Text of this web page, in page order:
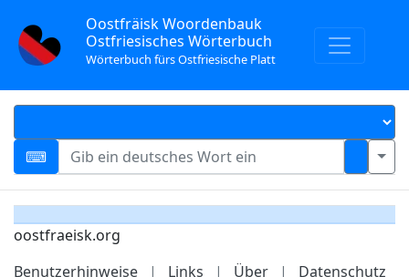
Oostfräisk Woordenbauk
Ostfriesisches Wörterbuch
Wörterbuch fürs Ostfriesische Platt
oostfraeisk.org
Benutzerhinweise
| Links | Über | Datenschutz